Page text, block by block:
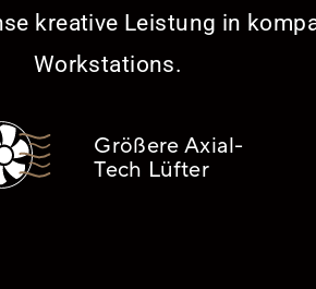
kreative Leistung in
Workstations.
Größere Axial-
Tech Lüfter